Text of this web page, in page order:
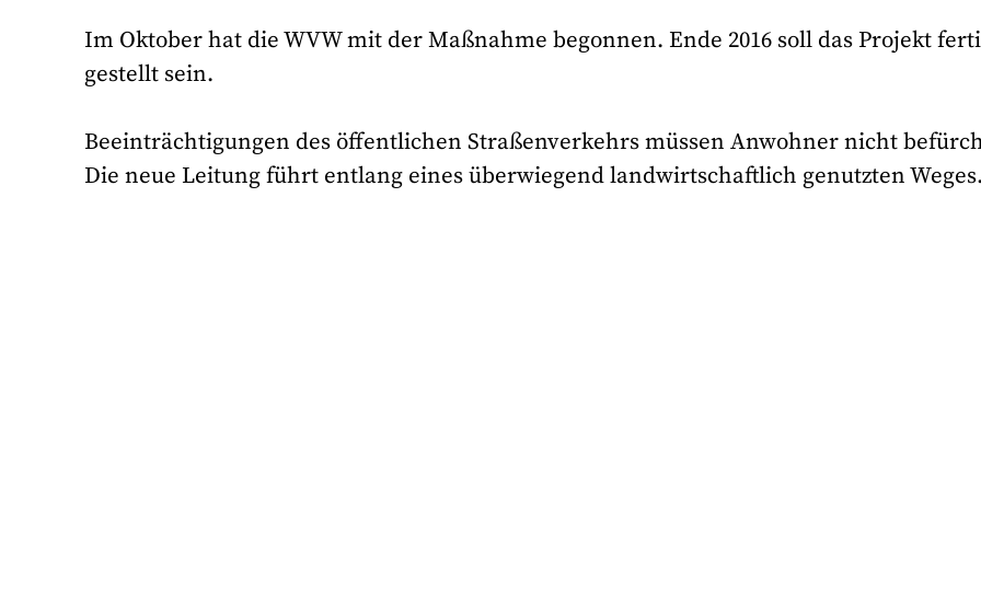
Im Oktober hat die WVW mit der Maßnahme begonnen. Ende 2016 soll das Projekt
gestellt sein.
Beeinträchtigungen des öffentlichen Straßenverkehrs müssen Anwohner nicht
Die neue Leitung führt entlang eines überwiegend landwirtschaftlich genutzten